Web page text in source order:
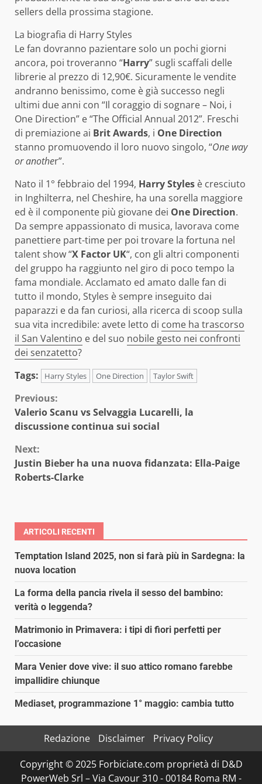
sellers della prossima stagione.
La biografia di Harry Styles
Le fan dovranno pazientare solo un pochi giorni
ancora, poi troveranno “Harry” sugli scaffali delle
librerie al prezzo di 12,90€. Sicuramente le vendite
andranno benissimo, come è già successo negli
ultimi due anni con “Il coraggio di sognare – Noi, i
One Direction” e “The Official Annual 2012”. Freschi
di premiazione ai Brit Awards, i One Direction
stanno promuovendo il loro nuovo singolo, “One way
or another”.
Nato il 1° febbraio del 1994, Harry Styles è cresciuto
in Inghilterra, nel Cheshire, ha una sorella maggiore
ed è il componente più giovane dei One Direction.
Da sempre appassionato di musica, lavorava come
panettiere part-time per poi trovare la fortuna nel
talent show “X Factor UK“, con gli altri componenti
del gruppo ha raggiunto nel giro di poco tempo la
fama mondiale. Acclamato ed amato dalle fan di
tutto il mondo, Styles è sempre inseguito dai
paparazzi e da fan curiosi, alla ricerca di scoop sulla
sua vita incredibile: avete letto di come ha trascorso
il San Valentino e del suo nobile gesto nei confronti
dei senzatetto?
Tags:
Harry Styles One Direction Taylor Swift
Continue
Reading
Previous:
Valerio Scanu vs Selvaggia Lucarelli, la
discussione continua sui social
Next:
Justin Bieber ha una nuova fidanzata: Ella-Paige
Roberts-Clarke
ARTICOLI RECENTI
Temptation Island 2025, non si farà più in Sardegna: la
nuova location
La forma della pancia rivela il sesso del bambino:
verità o leggenda?
Matrimonio in Primavera: i tipi di fiori perfetti per
l’occasione
Mara Venier dove vive: il suo attico romano farebbe
impallidire chiunque
Mediaset, programmazione 1° maggio: cambia tutto
Redazione Disclaimer
Privacy Policy
Copyright © 2025 Forbiciate.com proprietà di D&D
PowerWeb Srl – Via Cavour 310 - 00184 Roma RM -